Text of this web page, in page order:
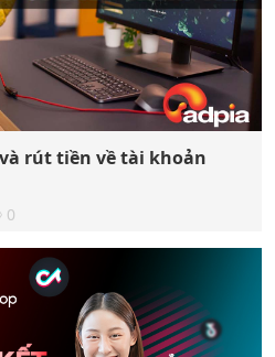
rút tiền về tài khoản
0